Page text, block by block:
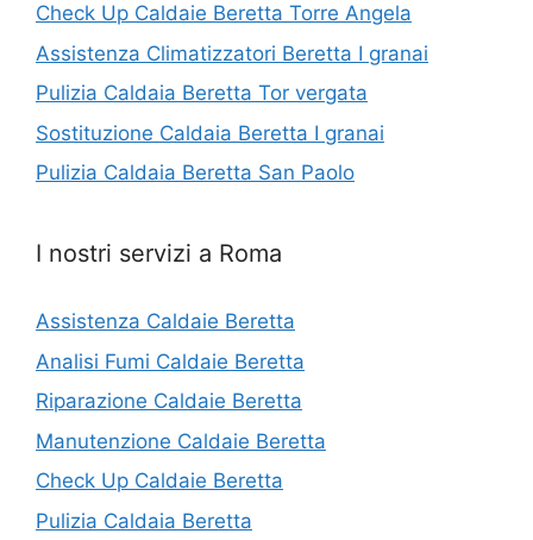
Check Up Caldaie Beretta Torre Angela
Assistenza Climatizzatori Beretta I granai
Pulizia Caldaia Beretta Tor vergata
Sostituzione Caldaia Beretta I granai
Pulizia Caldaia Beretta San Paolo
I nostri servizi a Roma
Assistenza Caldaie Beretta
Analisi Fumi Caldaie Beretta
Riparazione Caldaie Beretta
Manutenzione Caldaie Beretta
Check Up Caldaie Beretta
Pulizia Caldaia Beretta